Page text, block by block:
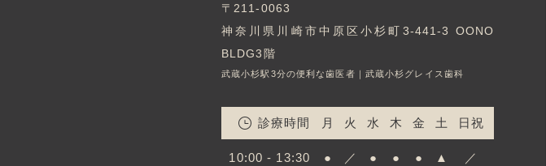
〒211-0063
神奈川県川崎市中原区小杉町3-441-3 OONO
BLDG3階
武蔵小杉駅3分の便利な歯医者｜武蔵小杉グレイス歯科
診療時間 月 火 水 木 金 土 日祝
10:00 - 13:30 ● ／ ● ● ● ▲ ／